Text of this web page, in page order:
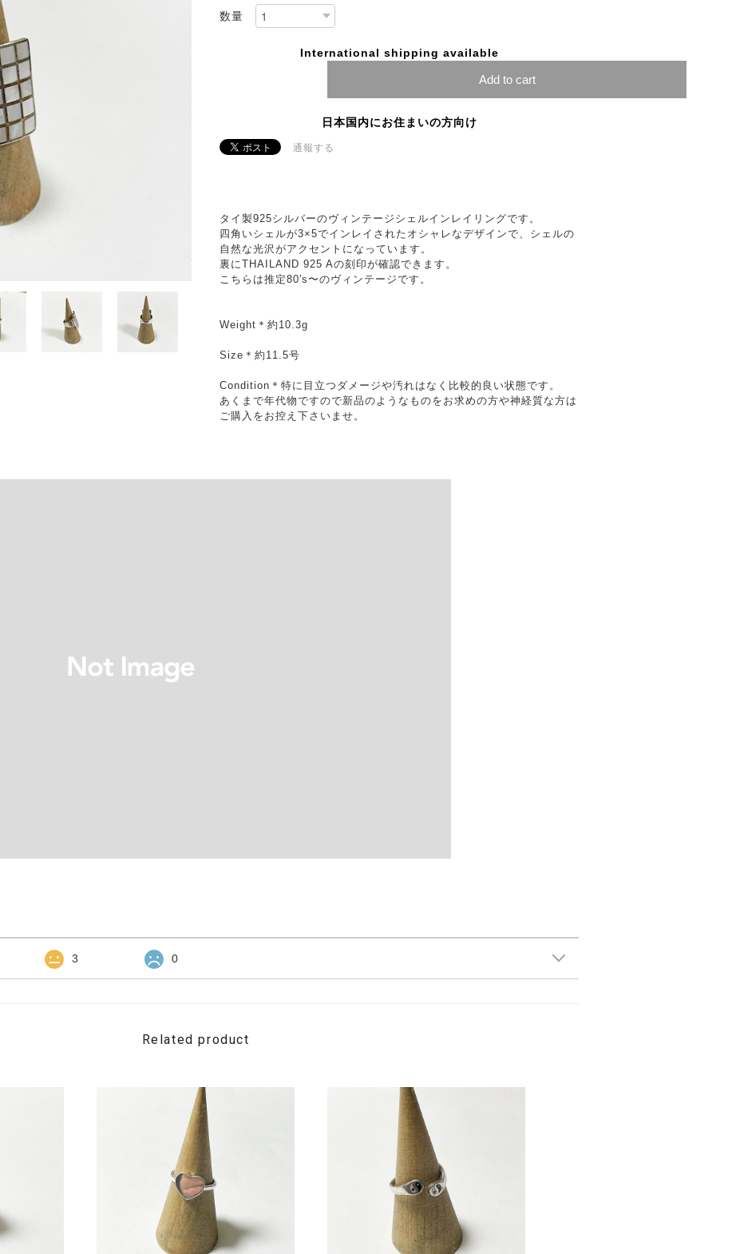
数量
International shipping available
Add to cart
日本国内にお住まいの方向け
通報する
タイ製925シルバーのヴィンテージシェルインレイリングです。
四角いシェルが3×5でインレイされたオシャレなデザインで、シェルの
自然な光沢がアクセントになっています。
裏にTHAILAND 925 Aの刻印が確認できます。
こちらは推定80's〜のヴィンテージです。
Weight＊約10.3g
Size＊約11.5号
Condition＊特に目立つダメージや汚れはなく比較的良い状態です。
あくまで年代物ですので新品のようなものをお求めの方や神経質な方は
ご購入をお控え下さいませ。
3 0
Related product